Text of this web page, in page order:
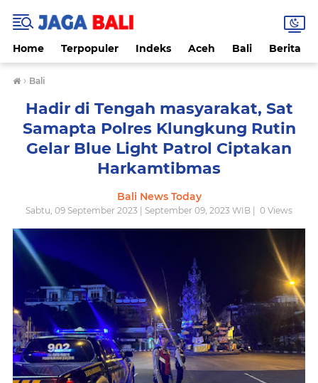
Home Terpopuler Indeks Aceh Bali Berita
› Bali
Hadir di Tengah masyarakat, Sat
Samapta Polres Klungkung Rutin
Gelar Blue Light Patrol Ciptakan
Harkamtibmas
Bali News Today
Sabtu, 09 September 2023 | September 09, 2023 WIB | 0 Views